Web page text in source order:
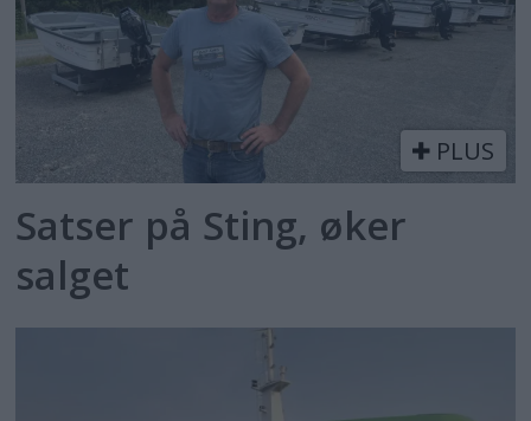
PLUS
Satser på Sting, øker
salget